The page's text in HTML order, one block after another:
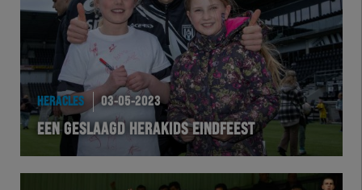
Futsal
eSports
Academie
HERACLES 03-05-2023
EEN GESLAAGD HERAKIDS EINDFEEST